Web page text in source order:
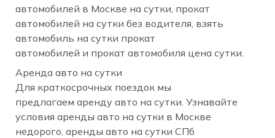
автомобилей в Москве на сутки, прокат
автомобилей на сутки без водителя, взять
автомобиль на сутки прокат
автомобилей и прокат автомобиля цена сутки.
Аренда авто на сутки
Для краткосрочных поездок мы
предлагаем аренду авто на сутки. Узнавайте
условия аренды авто на сутки в Москве
недорого, аренды авто на сутки СПб